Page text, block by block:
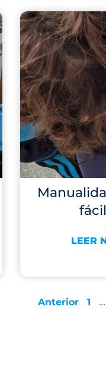
LEER
Anterior 1 …